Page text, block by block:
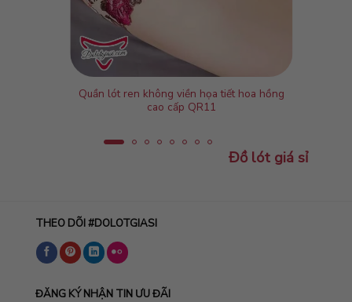
Quần lót ren không viền họa tiết hoa hồng
cao cấp QR11
Đồ lót giá sỉ
THEO DÕI #DOLOTGIASI
ĐĂNG KÝ NHẬN TIN ƯU ĐÃI